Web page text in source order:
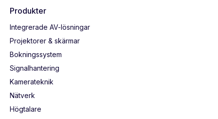
Produkter
Integrerade AV-lösningar
Projektorer & skärmar
Bokningssystem
Signalhantering
Kamerateknik
Nätverk
Högtalare